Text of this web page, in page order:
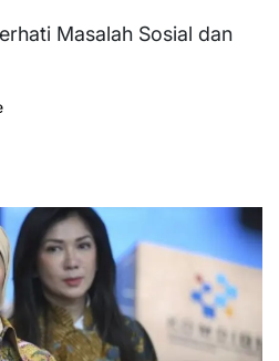
Masalah Sosial dan